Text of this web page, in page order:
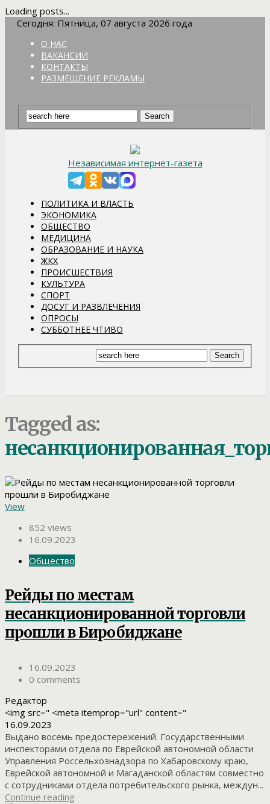
Loading posts...
Сегодня: Пятница, 07 августа 2026 года
О НАС
ВАКАНСИИ
КОНТАКТЫ
РАЗМЕЩЕНИЕ РЕКЛАМЫ
Независимая интернет-газета
ПОЛИТИКА И ВЛАСТЬ
ЭКОНОМИКА
ОБЩЕСТВО
МЕДИЦИНА
ОБРАЗОВАНИЕ И НАУКА
ЖКХ
ПРОИСШЕСТВИЯ
КУЛЬТУРА
СПОРТ
ДОСУГ И РАЗВЛЕЧЕНИЯ
ОПРОСЫ
СУББОТНЕЕ ЧТИВО
Tagged as:
View
852 views
16.09.2023
Общество
Рейды по местам
несанкционированной торговли
прошли в Биробиджане
16.09.2023
0 comments
Редактор
<img src=" <meta itemprop="url" content="
16.09.2023
Выдано восемь предостережений. Государственными
инспекторами отдела по Еврейской автономной области
Управления Россельхознадзора по Хабаровскому краю,
Еврейской автономной и Магаданской областям совместно
с сотрудниками отдела потребительского рынка, междун...
Continue reading